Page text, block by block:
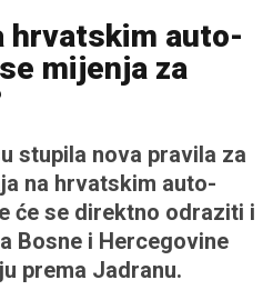
hrvatskim auto-
mijenja za
stupila nova pravila za
na hrvatskim auto-
će se direktno odraziti i
Bosne i Hercegovine
prema Jadranu.